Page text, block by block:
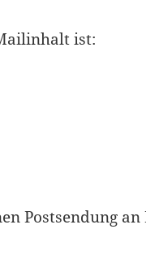
ist:
Postsendung